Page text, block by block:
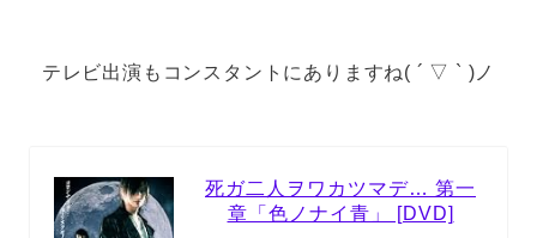
テレビ出演もコンスタントにありますね( ´ ▽ ` )ノ
死ガ二人ヲワカツマデ… 第一
章「色ノナイ青」 [DVD]